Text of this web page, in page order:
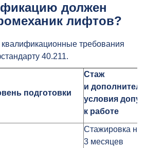
должен
лифтов?
требования
40.211.
подготовки
Стаж
и
условия
к работе
Стажировка не
3 месяцев